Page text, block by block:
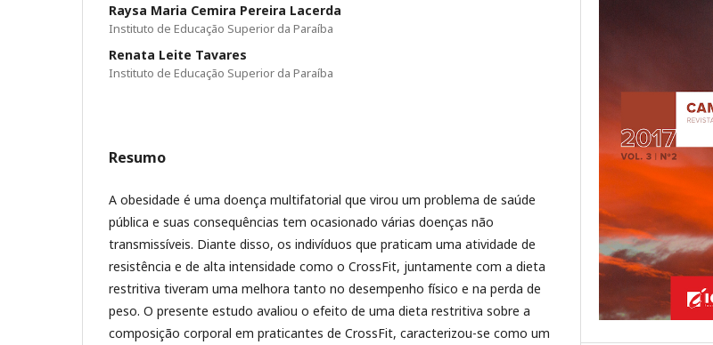
Raysa Maria Cemira Pereira Lacerda
Instituto de Educação Superior da Paraíba
Renata Leite Tavares
Instituto de Educação Superior da Paraíba
Resumo
A obesidade é uma doença multifatorial que virou um problema de saúde
pública e suas consequências tem ocasionado várias doenças não
transmissíveis. Diante disso, os indivíduos que praticam uma atividade de
resistência e de alta intensidade como o CrossFit, juntamente com a dieta
restritiva tiveram uma melhora tanto no desempenho físico e na perda de
peso. O presente estudo avaliou o efeito de uma dieta restritiva sobre a
composição corporal em praticantes de CrossFit, caracterizou-se como um